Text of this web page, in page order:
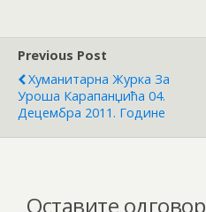
Previous Post
Хуманитарна Журка За
Уроша Карапанџића 04.
Децембра 2011. Године
Оставите одговор